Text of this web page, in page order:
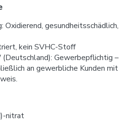
Oxidierend, gesundheitsschädlich,
kein SVHC-Stoff
Gewerbepflichtig –
an gewerbliche Kunden mit
nitrat